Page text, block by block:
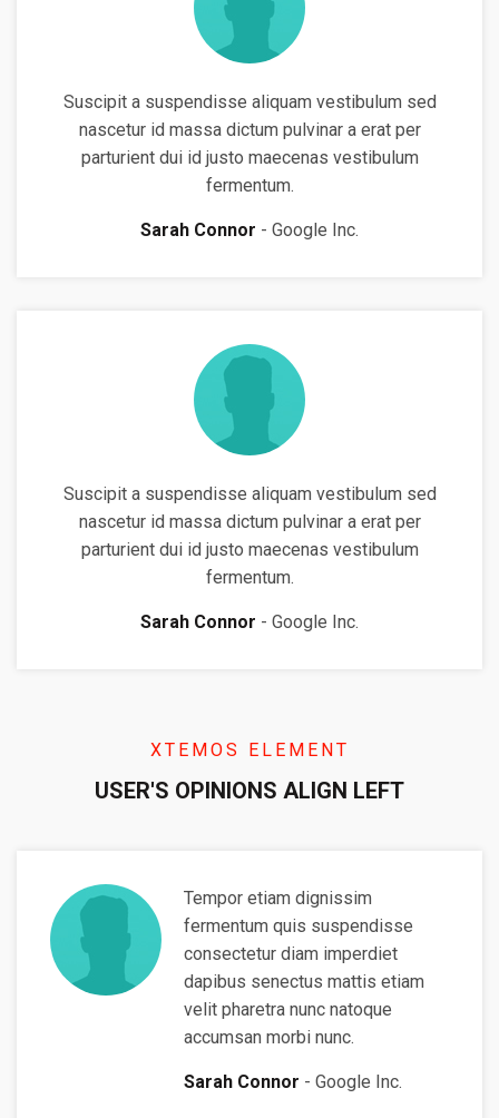
Suscipit a suspendisse aliquam vestibulum sed
nascetur id massa dictum pulvinar a erat per
parturient dui id justo maecenas vestibulum
fermentum.
Sarah Connor Google Inc.
Suscipit a suspendisse aliquam vestibulum sed
nascetur id massa dictum pulvinar a erat per
parturient dui id justo maecenas vestibulum
fermentum.
Sarah Connor Google Inc.
XTEMOS ELEMENT
USER'S OPINIONS ALIGN LEFT
Tempor etiam dignissim
fermentum quis suspendisse
consectetur diam imperdiet
dapibus senectus mattis etiam
velit pharetra nunc natoque
accumsan morbi nunc.
Sarah Connor Google Inc.